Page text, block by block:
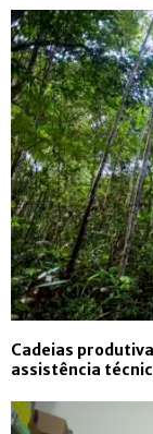
Cadeias
assistência